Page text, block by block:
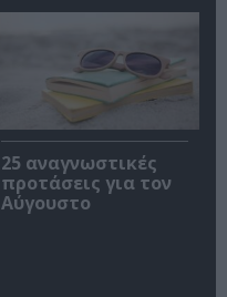
25 αναγνωστικές
προτάσεις για τον
Αύγουστο